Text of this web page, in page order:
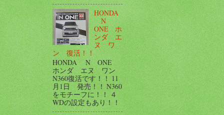
HONDA
N
ONE ホ
ンダ エ
ヌ ワ
ン 復活！！
HONDA N ONE
ホンダ エヌ ワン
N360復活です！！ 11
月1日 発売！！ N360
をモチーフに！！ ４
WDの設定もあり！！